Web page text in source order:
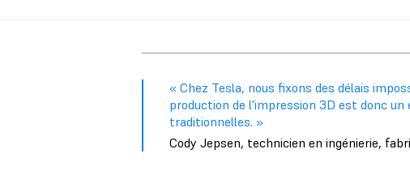
« Chez Tesla, nous fixons des délais
production de l'impression 3D est donc
traditionnelles. »
Cody Jepsen, technicien en ingénierie,